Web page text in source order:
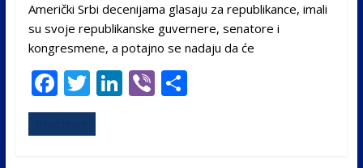
Američki Srbi decenijama glasaju za republikance, imali
su svoje republikanske guvernere, senatore i
kongresmene, a potajno se nadaju da će
F
ac
e
T
w
itt
Li Vi S